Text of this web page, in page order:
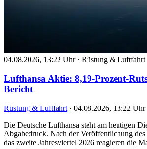
04.08.2026, 13:22 Uhr · Rüstung & Luftfahrt
Lufthansa Aktie: 8,19-Prozent-
Bericht
Rüstung & Luftfahrt · 04.08.2026, 13:22 Uhr
Die Deutsche Lufthansa steht am heutigen
Abgabedruck. Nach der Veröffentlichung
das zweite Jahresviertel 2026 reagieren die